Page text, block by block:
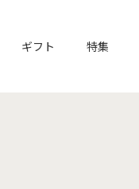
ギフト 特集